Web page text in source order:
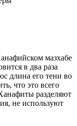
мазхабе
в два раза
длина его тени во
что это всего
разделяют
не используют